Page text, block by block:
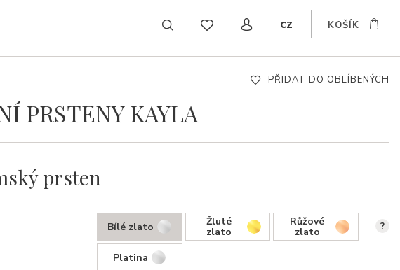
cz
EN DE SK
KOŠÍK
PŘIDAT DO OBLÍBENÝCH
PRSTENY KAYLA
prsten
Bílé zlato Žluté
zlato
Růžové
zlato
Platina
?